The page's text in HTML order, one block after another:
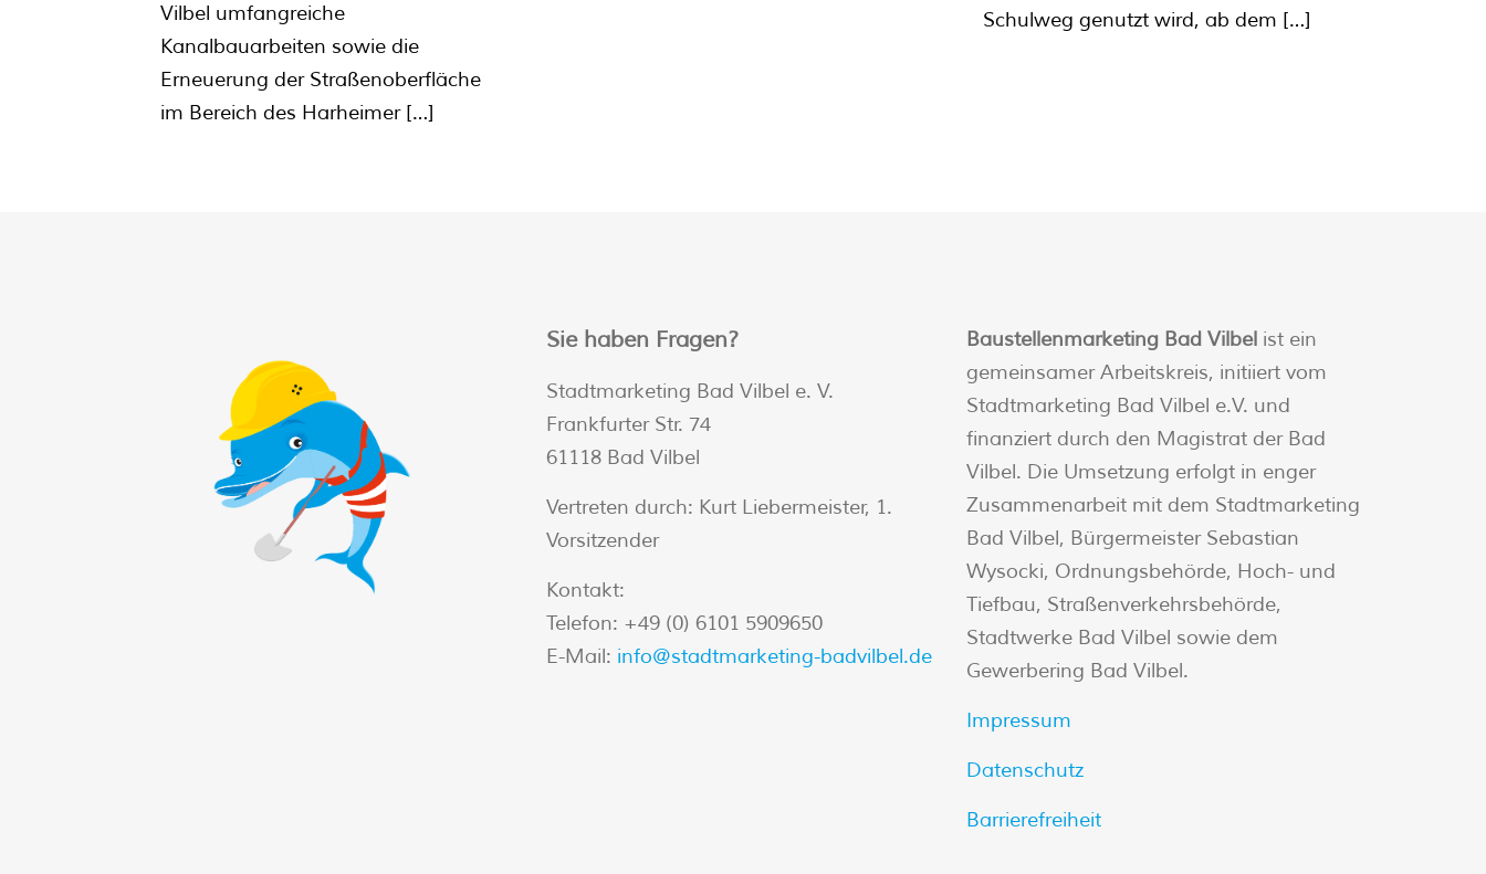
Vilbel umfangreiche
Kanalbauarbeiten sowie die
Erneuerung der Straßenoberfläche
im Bereich des Harheimer[…]
Schulweg genutzt wird, ab dem […]
Sie haben Fragen?
Stadtmarketing Bad Vilbel e. V.
Frankfurter Str. 74
61118 Bad Vilbel
Vertreten durch: Kurt Liebermeister, 1.
Vorsitzender
Kontakt:
Telefon: +49 (0) 6101 5909650
E-Mail: info@stadtmarketing-badvilbel.de
Baustellenmarketing Bad Vilbel ist ein
gemeinsamer Arbeitskreis, initiiert vom
Stadtmarketing Bad Vilbel e.V. und
finanziert durch den Magistrat der Bad
Vilbel. Die Umsetzung erfolgt in enger
Zusammenarbeit mit dem Stadtmarketing
Bad Vilbel, Bürgermeister Sebastian
Wysocki, Ordnungsbehörde, Hoch- und
Tiefbau, Straßenverkehrsbehörde,
Stadtwerke Bad Vilbel sowie dem
Gewerbering Bad Vilbel.
Impressum
Datenschutz
Barrierefreiheit